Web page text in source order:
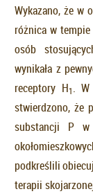
Wykazano, że w
różnica w
osób
wynikała z
receptory H1. W
stwierdzono, że
substancji P w
podkreślili
terapii